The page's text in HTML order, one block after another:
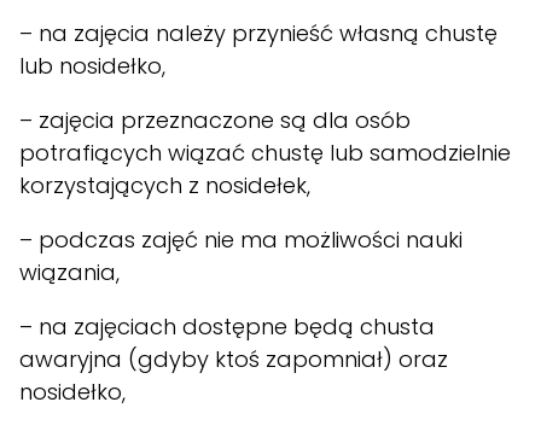
– na zajęcia należy przynieść własną chustę
lub nosidełko,
– zajęcia przeznaczone są dla osób
potrafiących wiązać chustę lub samodzielnie
korzystających z nosidełek,
– podczas zajęć nie ma możliwości nauki
wiązania,
– na zajęciach dostępne będą chusta
awaryjna (gdyby ktoś zapomniał) oraz
nosidełko,